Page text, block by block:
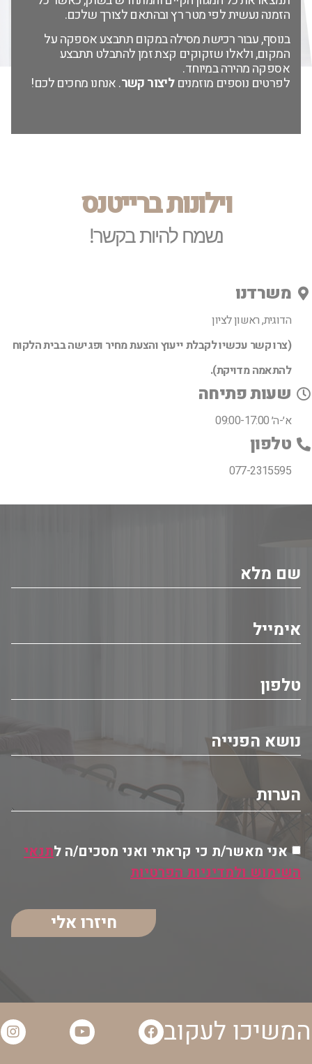
הזמנה נעשית לפי מטר רץ ובהתאם לצורך שלכם.
בנוסף, עבור רכישת מסילה במקום תתבצע אספקה על
המקום, ולאלו שזקוקים קצת זמן להתבלט תתבצע
אספקה מהירה במיוחד.
לפרטים נוספים מוזמניםליצור קשר. אנחנו מחכים לכם!
וילונות ברייטנס
נשמח להיות בקשר!
משרדנו
הדוגית, ראשון לציון
(צרו קשר עכשיו לקבלת ייעוץ והצעת מחיר ופגישה בבית הלקוח
להתאמה מדויקת).
שעות פתיחה
א׳-ה׳ 09:00-17:00
טלפון
077-2315595
אני מאשר/ת כי קראתי ואני מסכים/ה לתנאי
השימוש ולמדיניות הפרטיות
חיזרו אלי
המשיכו לעקוב